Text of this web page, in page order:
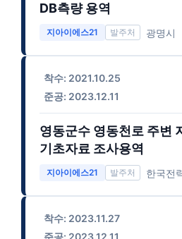
DB측량 용역
지아이에스21 광명시
착수: 2021.10.25
준공: 2023.12.11
영동군수 영동천로 주변
기초자료 조사용역
지아이에스21 한국전
착수: 2023.11.27
준공: 2023.12.11